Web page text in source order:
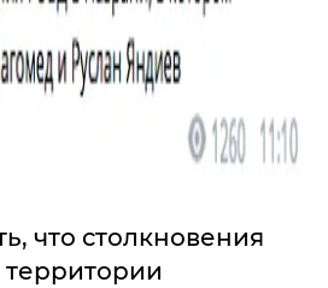
что столкновения
территории